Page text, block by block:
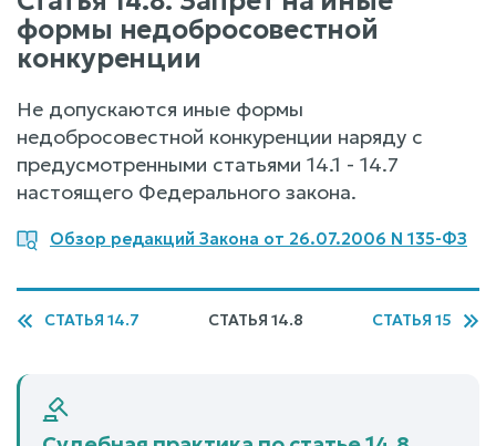
формы недобросовестной
конкуренции
Не допускаются иные формы
недобросовестной конкуренции наряду с
предусмотренными статьями 14.1 - 14.7
настоящего Федерального закона.
Обзор редакций Закона от 26.07.2006 N 135-ФЗ
СТАТЬЯ 14.7 СТАТЬЯ 14.8 СТАТЬЯ 15